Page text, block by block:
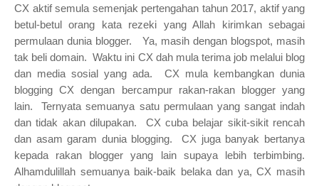
CX aktif semula semenjak pertengahan tahun 2017, aktif yang
betul-betul orang kata rezeki yang Allah kirimkan sebagai
permulaan dunia blogger. Ya, masih dengan blogspot, masih
tak beli domain. Waktu ini CX dah mula terima job melalui blog
dan media sosial yang ada. CX mula kembangkan dunia
blogging CX dengan bercampur rakan-rakan blogger yang
lain. Ternyata semuanya satu permulaan yang sangat indah
dan tidak akan dilupakan. CX cuba belajar sikit-sikit rencah
dan asam garam dunia blogging. CX juga banyak bertanya
kepada rakan blogger yang lain supaya lebih terbimbing.
Alhamdulillah semuanya baik-baik belaka dan ya, CX masih